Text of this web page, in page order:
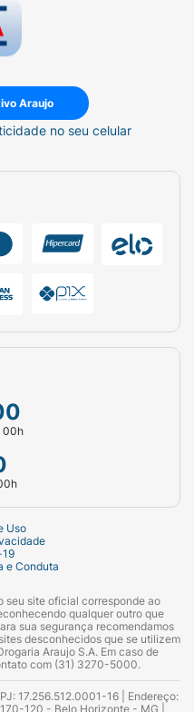
Araujo
no seu celular
00h
Uso
e Conduta
seu site oficial corresponde ao
qualquer outro que
sua segurança recomendamos
desconhecidos que se utilizem
Araujo S.A. Em caso de
com (31) 3270-5000.
17.256.512.0001-16 | Endereço:
120 - Belo Horizonte - MG |